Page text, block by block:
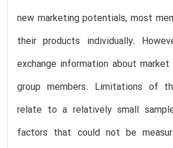
new marketing potentials, most
their products individually.
exchange information about
group members. Limitations of
relate to a relatively small
factors that could not be